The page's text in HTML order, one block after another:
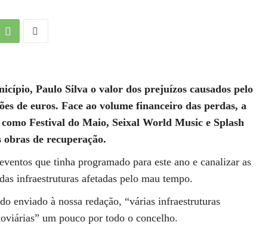
Paulo Silva o valor dos prejuízos causados pelo
de euros. Face ao volume financeiro das perdas, a
Festival do Maio, Seixal World Music e Splash
de recuperação.
que tinha programado para este ano e canalizar as
infraestruturas afetadas pelo mau tempo.
enviado à nossa redação, “várias infraestruturas
um pouco por todo o concelho.